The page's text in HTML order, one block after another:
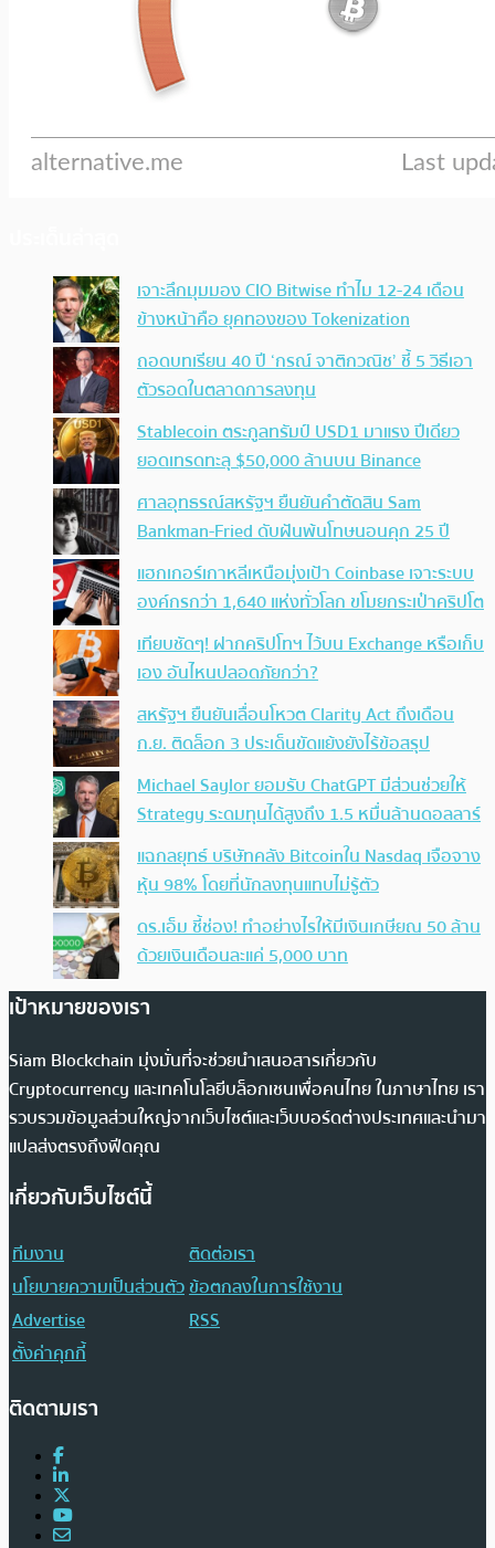
เจาะลึกมุมมอง CIO Bitwise ทำไม 12-24 เดือน
ข้างหน้าคือ ยุคทองของ Tokenization
ถอดบทเรียน 40 ปี ‘กรณ์ จาติกวณิช’ ชี้ 5 วิธีเอา
ตัวรอดในตลาดการลงทุน
Stablecoin ตระกูลทรัมป์ USD1 มาแรง ปีเดียว
ยอดเทรดทะลุ $50,000 ล้านบน Binance
ศาลอุทธรณ์สหรัฐฯ ยืนยันคำตัดสิน Sam
Bankman-Fried ดับฝันพ้นโทษนอนคุก 25 ปี
แฮกเกอร์เกาหลีเหนือมุ่งเป้า Coinbase เจาะระบบ
องค์กรกว่า 1,640 แห่งทั่วโลก ขโมยกระเป๋าคริปโต
เทียบชัดๆ! ฝากคริปโทฯ ไว้บน Exchange หรือเก็บ
เอง อันไหนปลอดภัยกว่า?
สหรัฐฯ ยืนยันเลื่อนโหวต Clarity Act ถึงเดือน
ก.ย. ติดล็อก 3 ประเด็นขัดแย้งยังไร้ข้อสรุป
Michael Saylor ยอมรับ ChatGPT มีส่วนช่วยให้
Strategy ระดมทุนได้สูงถึง 1.5 หมื่นล้านดอลลาร์
แฉกลยุทธ์ บริษัทคลัง Bitcoinใน Nasdaq เจือจาง
หุ้น 98% โดยที่นักลงทุนแทบไม่รู้ตัว
ดร.เอ็ม ชี้ช่อง! ทำอย่างไรให้มีเงินเกษียณ 50 ล้าน
ด้วยเงินเดือนละแค่ 5,000 บาท
เป้าหมายของเรา
Siam Blockchain มุ่งมั่นที่จะช่วยนำเสนอสารเกี่ยวกับ
Cryptocurrency และเทคโนโลยีบล็อกเชนเพื่อคนไทย ในภาษาไทย เรา
รวบรวมข้อมูลส่วนใหญ่จากเว็บไซต์และเว็บบอร์ดต่างประเทศและนำมา
แปลส่งตรงถึงฟีดคุณ
เกี่ยวกับเว็บไซต์นี้
ทีมงาน
ติดต่อเรา
นโยบายความเป็นส่วนตัวข้อตกลงในการใช้งาน
Advertise
RSS
ตั้งค่าคุกกี้
ติดตามเรา